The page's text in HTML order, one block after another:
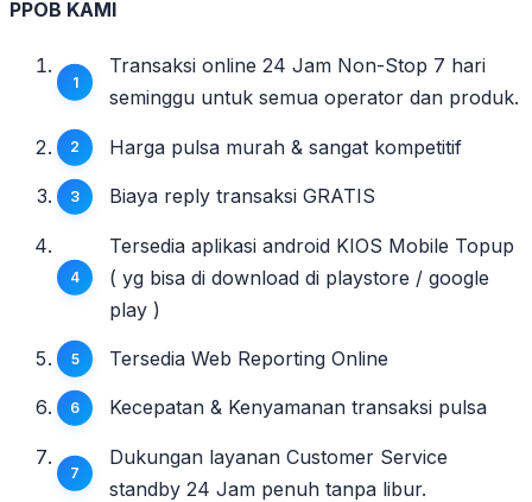
PPOB KAMI
Transaksi online 24 Jam Non-Stop 7 hari
seminggu untuk semua operator dan produk.
Harga pulsa murah & sangat kompetitif
Biaya reply transaksi GRATIS
Tersedia aplikasi android KIOS Mobile Topup
( yg bisa di download di playstore / google
play )
Tersedia Web Reporting Online
Kecepatan & Kenyamanan transaksi pulsa
Dukungan layanan Customer Service
standby 24 Jam penuh tanpa libur.